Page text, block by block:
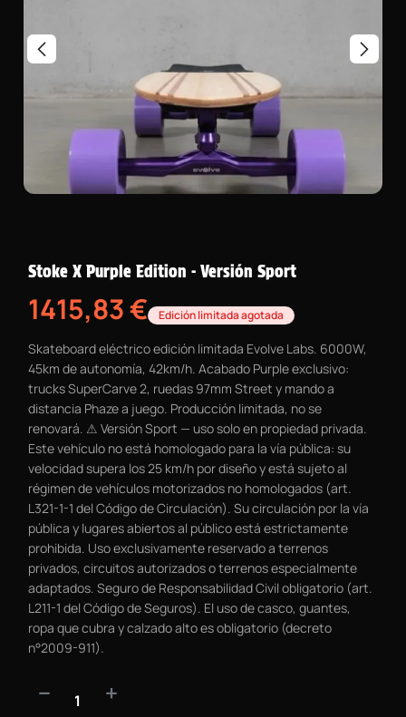
Stoke X Purple Edition - Versión Sport
1415,83€ Edición limitada agotada
Skateboard eléctrico edición limitada Evolve Labs. 6000W,
45km de autonomía, 42km/h. Acabado Purple exclusivo:
trucks SuperCarve 2, ruedas 97mm Street y mando a
distancia Phaze a juego. Producción limitada, no se
renovará. ⚠ Versión Sport — uso solo en propiedad privada.
Este vehículo no está homologado para la vía pública: su
velocidad supera los 25 km/h por diseño y está sujeto al
régimen de vehículos motorizados no homologados (art.
L321-1-1 del Código de Circulación). Su circulación por la vía
pública y lugares abiertos al público está estrictamente
prohibida. Uso exclusivamente reservado a terrenos
privados, circuitos autorizados o terrenos especialmente
adaptados. Seguro de Responsabilidad Civil obligatorio (art.
L211-1 del Código de Seguros). El uso de casco, guantes,
ropa que cubra y calzado alto es obligatorio (decreto
n°2009-911).